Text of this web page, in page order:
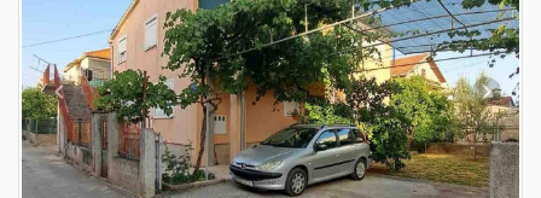
Previous Next